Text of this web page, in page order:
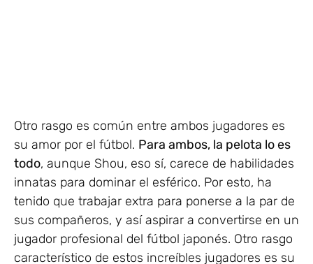
Otro rasgo es común entre ambos jugadores es
su amor por el fútbol. Para ambos, la pelota lo es
todo, aunque Shou, eso sí, carece de habilidades
innatas para dominar el esférico. Por esto, ha
tenido que trabajar extra para ponerse a la par de
sus compañeros, y así aspirar a convertirse en un
jugador profesional del fútbol japonés. Otro rasgo
característico de estos increíbles jugadores es su